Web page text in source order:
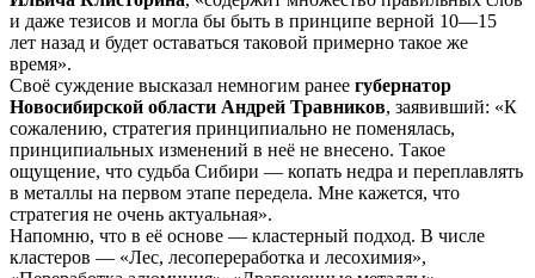
и даже тезисов и могла бы быть в принципе верной 10—15
лет назад и будет оставаться таковой примерно такое же
время».
Своё суждение высказал немногим ранее губернатор
Новосибирской области Андрей Травников, заявивший: «К
сожалению, стратегия принципиально не поменялась,
принципиальных изменений в неё не внесено. Такое
ощущение, что судьба Сибири — копать недра и переплавлять
в металлы на первом этапе передела. Мне кажется, что
стратегия не очень актуальная».
Напомню, что в её основе — кластерный подход. В числе
кластеров — «Лес, лесопереработка и лесохимия»,